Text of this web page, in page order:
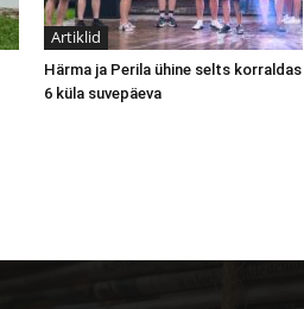
Artiklid
Härma ja Perila ühine selts korraldas
6 küla suvepäeva